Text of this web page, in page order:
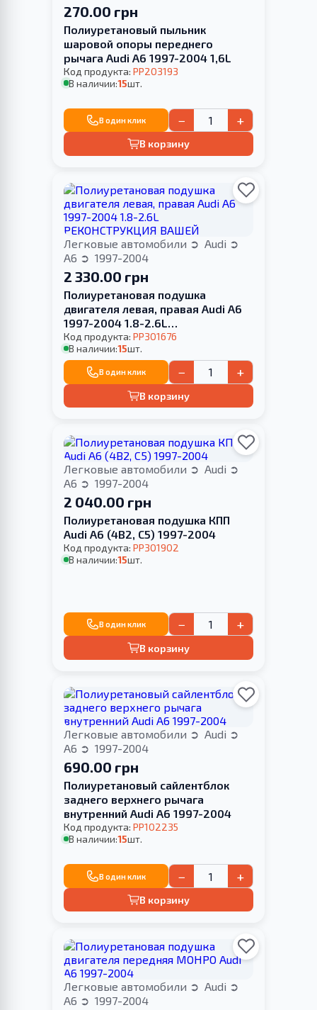
270.00 грн
Полиуретановый пыльник
шаровой опоры переднего
рычага Audi A6 1997-2004 1,6L
Код продукта: PP203193
В наличии:15шт.
В один клик − +
В корзину
Легковые автомобили
Audi
A6
1997-2004
2 330.00 грн
Полиуретановая подушка
двигателя левая, правая Audi A6
1997-2004 1.8-2.6L
РЕКОНСТРУКЦИЯ ВАШЕЙ
Код продукта: PP301676
В наличии:15шт.
В один клик − +
В корзину
Легковые автомобили
Audi
A6
1997-2004
2 040.00 грн
Полиуретановая подушка КПП
Audi A6 (4B2, C5) 1997-2004
Код продукта: PP301902
В наличии:15шт.
В один клик − +
В корзину
Легковые автомобили
Audi
A6
1997-2004
690.00 грн
Полиуретановый сайлентблок
заднего верхнего рычага
внутренний Audi A6 1997-2004
Код продукта: PP102235
В наличии:15шт.
В один клик − +
В корзину
Легковые автомобили
Audi
A6
1997-2004